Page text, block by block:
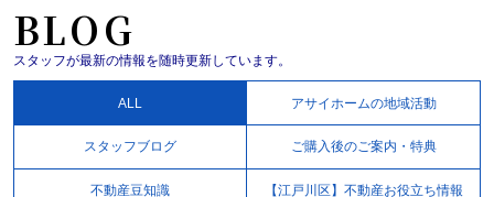
BLOG
スタッフが最新の情報を随時更新しています。
ALL アサイホームの地域活動
スタッフブログ ご購入後のご案内・特典
不動産豆知識 【江戸川区】不動産お役立ち情報